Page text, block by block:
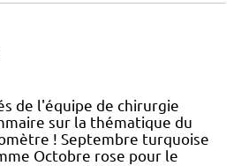
de l'équipe de chirurgie
sur la thématique du
! Septembre turquoise
Octobre rose pour le